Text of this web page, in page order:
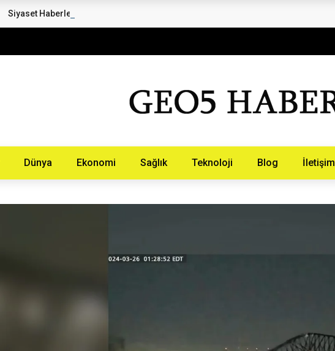
Siyaset Haberleri – Haberinburada.com.tr
Dünya Ekonomi Sağlık Teknoloji Blog İletişim